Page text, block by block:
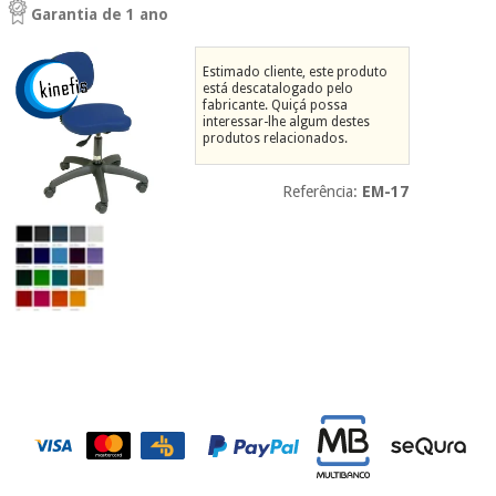
Novidades
Ofertas
Outlet
Fisaude
Tech
Academy
tradicional
chinesa
Mobiliário
terapêuticos
Material de
proteção
fitness
Novidades
Ofertas
Outlet
médico
sanitário
Medicina
tradicional
chinesa
Mobiliário
clínico
Material de
Garantia de 1 ano
Estimado cliente, este produto
está descatalogado pelo
fabricante. Quiçá possa
interessar-lhe algum destes
produtos relacionados.
Referência: EM-17